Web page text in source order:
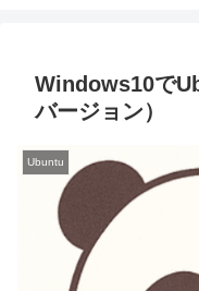
Windows10で
バージョン）
Ubuntu